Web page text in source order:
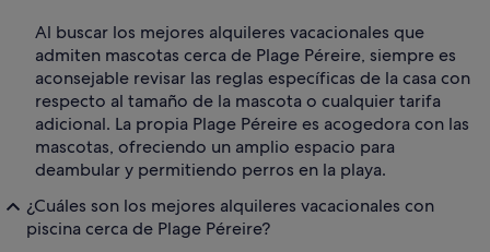
Al buscar los mejores alquileres vacacionales que
admiten mascotas cerca de Plage Péreire, siempre es
aconsejable revisar las reglas específicas de la casa con
respecto al tamaño de la mascota o cualquier tarifa
adicional. La propia Plage Péreire es acogedora con las
mascotas, ofreciendo un amplio espacio para
deambular y permitiendo perros en la playa.
¿Cuáles son los mejores alquileres vacacionales con
piscina cerca de Plage Péreire?